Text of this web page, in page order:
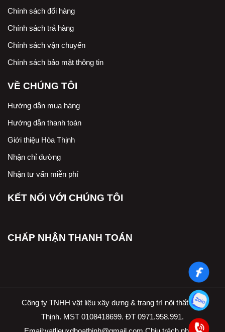
Chính sách đổi hàng
Chính sách trả hàng
Chính sách vận chuyển
Chính sách bảo mật thông tin
VỀ CHÚNG TÔI
Hướng dẫn mua hàng
Hướng dẫn thanh toán
Giới thiệu Hòa Thịnh
Nhận chỉ đường
Nhận tư vấn miễn phí
KẾT NỐI VỚI CHÚNG TÔI
CHẤP NHẬN THANH TOÁN
Công ty TNHH vật liệu xây dựng & trang trí nội thất Hòa
Thịnh. MST 0108418699. ĐT 0971.958.991.